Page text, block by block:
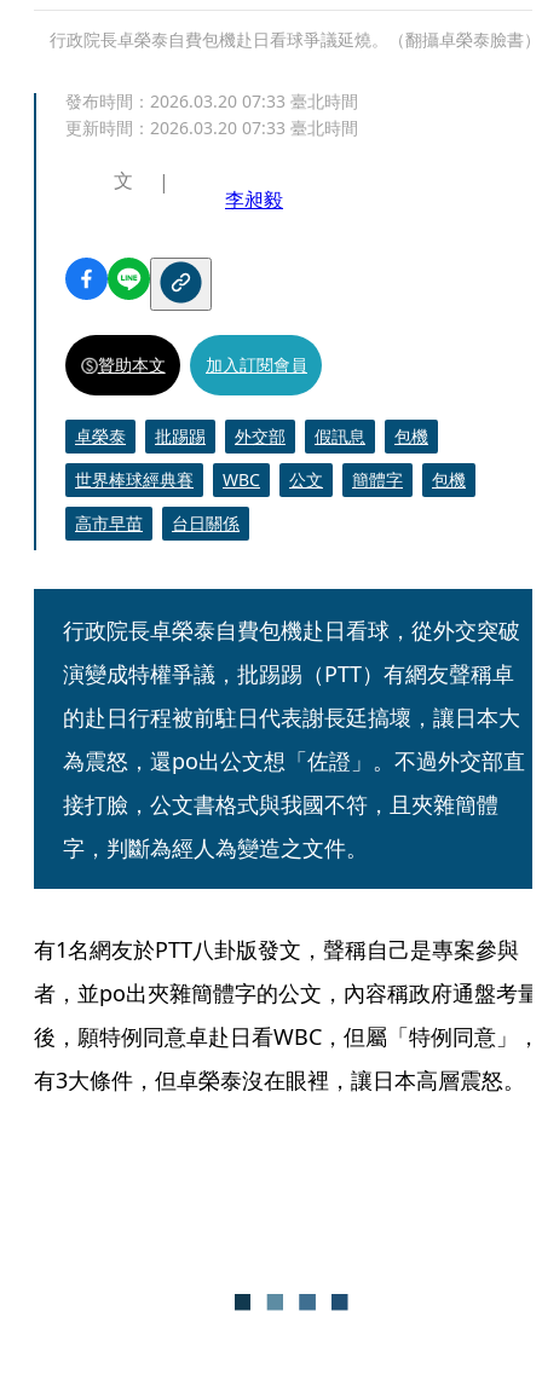
行政院長卓榮泰自費包機赴日看球爭議延燒。（翻攝卓榮泰臉書）
發布時間： 2026.03.20 07:33 臺北時間
更新時間： 2026.03.20 07:33 臺北時間
文
李昶毅
贊助本文 加入訂閱會員
卓榮泰 批踢踢 外交部 假訊息
包機
世界棒球經典賽
WBC 公文 簡體字
包機
高市早苗
台日關係
行政院長卓榮泰自費包機赴日看球，從外交突破
演變成特權爭議，批踢踢（PTT）有網友聲稱卓
的赴日行程被前駐日代表謝長廷搞壞，讓日本大
為震怒，還po出公文想「佐證」。不過外交部直
接打臉，公文書格式與我國不符，且夾雜簡體
字，判斷為經人為變造之文件。
有1名網友於PTT八卦版發文，聲稱自己是專案參與
者，並po出夾雜簡體字的公文，內容稱政府通盤考量
後，願特例同意卓赴日看WBC，但屬「特例同意」，
有3大條件，但卓榮泰沒在眼裡，讓日本高層震怒。